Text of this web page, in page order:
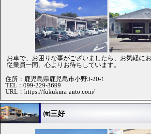
お車で、お困りな事がございましたら、お気軽にお
従業員一同、心よりお待ちしています。
住所：鹿児島県鹿児島市小野3-20-1
TEL：099-229-3699
URL：https://fukukura-auto.com/
㈲三好